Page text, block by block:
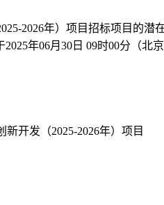
2026年）项目招标项目的潜
2025年06月 30日 09时00分（北
新开发（2025-2026年）项目